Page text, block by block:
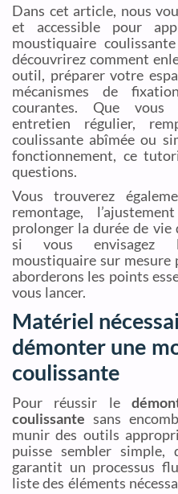
Dans cet article, nous
et accessible pour
moustiquaire
découvrirez comment
outil, préparer votre
mécanismes de
courantes. Que vous
entretien régulier,
coulissante abîmée ou
fonctionnement, ce
questions.
Vous trouverez
remontage,
prolonger la durée de
si vous envisagez
moustiquaire sur mesure
aborderons les points
vous lancer.
Matériel
démonter une
coulissante
Pour réussir le
coulissante sans
munir des outils
puisse sembler simple,
garantit un processus
liste des éléments